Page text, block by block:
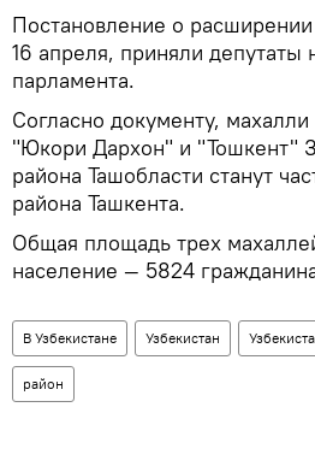
Постановление о расширении
16 апреля, приняли депутаты
парламента.
Согласно документу,
"Юкори Дархон" и "Тошкент"
района Ташобласти станут
района Ташкента.
Общая площадь трех
население — 5824
В Узбекистане Узбекистан
район